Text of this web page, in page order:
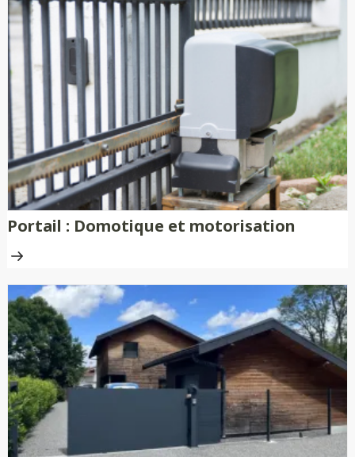
Portail : Domotique et motorisation